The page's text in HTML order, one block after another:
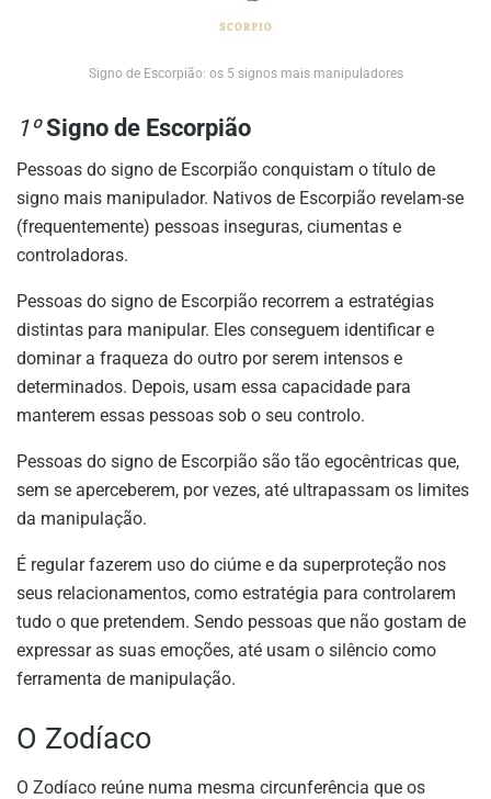
Signo de Escorpião: os 5 signos mais manipuladores
1ºSigno de Escorpião
Pessoas do signo de Escorpião conquistam o título de
signo mais manipulador. Nativos de Escorpião revelam-se
(frequentemente) pessoas inseguras, ciumentas e
controladoras.
Pessoas do signo de Escorpião recorrem a estratégias
distintas para manipular. Eles conseguem identificar e
dominar a fraqueza do outro por serem intensos e
determinados. Depois, usam essa capacidade para
manterem essas pessoas sob o seu controlo.
Pessoas do signo de Escorpião são tão egocêntricas que,
sem se aperceberem, por vezes, até ultrapassam os limites
da manipulação.
É regular fazerem uso do ciúme e da superproteção nos
seus relacionamentos, como estratégia para controlarem
tudo o que pretendem. Sendo pessoas que não gostam de
expressar as suas emoções, até usam o silêncio como
ferramenta de manipulação.
O Zodíaco
O Zodíaco reúne numa mesma circunferência que os